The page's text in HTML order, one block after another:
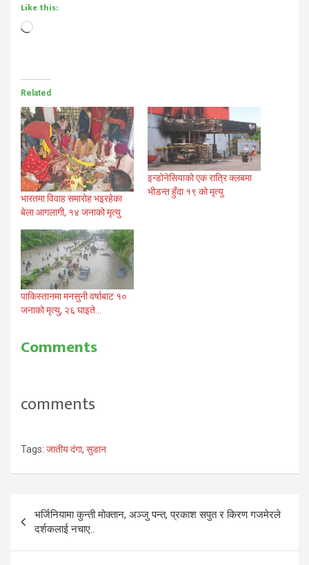
Like this:
Loading…
Related
भारतमा विवाह समारोह भइरहेका
बेला आगलागी, १४ जनाको मृत्यु
इन्डोनेसियाको एक रात्रि क्लबमा
भीडन्त हुँदा १९ को मृत्यु
पाकिस्तानमा मनसुनी वर्षाबाट १०
जनाको मृत्यु, २६ घाइते…
Comments
comments
Tags: जातीय दंगा, सुडान
Post
navigation
भर्जिनियामा कुन्ती मोक्तान, अञ्जु पन्त, प्रकाश सपुत र किरण गजमेरले
दर्शकलाई नचाए..